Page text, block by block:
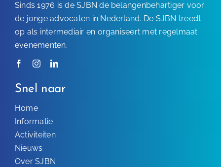
Sinds 1976 is de SJBN de belangenbehartiger voor
de jonge advocaten in Nederland. De SJBN treedt
op als intermediair en organiseert met regelmaat
evenementen.
Snel naar
Home
Informatie
Activiteiten
Nieuws
Over SJBN